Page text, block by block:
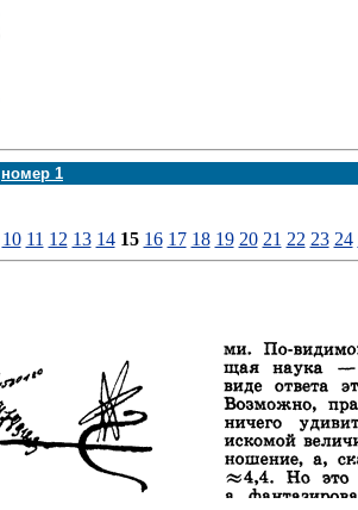
номер 1
10 11 12 13 14 15 16 17 18 19 20 21 22 23 24